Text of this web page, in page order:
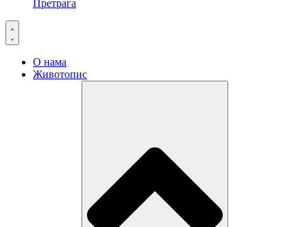
Претрага
О нама
Животопис